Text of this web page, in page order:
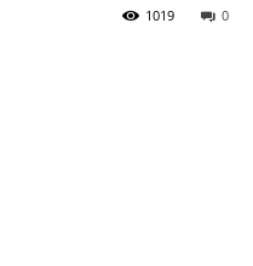
0
1019